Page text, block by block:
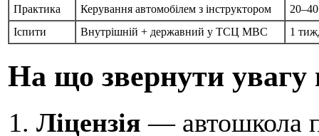
Практика
Керування автомобілем з інструктором
Іспити
Внутрішній + державний у ТСЦ МВС 1
На що звернути увагу
Ліцензія — автошкола